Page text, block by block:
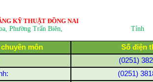
KỸ THUẬT ĐỒNG NAI
Phường Trấn Biên , Tỉnh
môn
Số điện
(0251)
(0251)